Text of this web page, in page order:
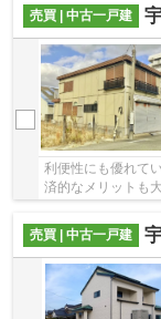
売買 | 中古一戸建
利便性にも優れて
済的なメリットも
売買 | 中古一戸建